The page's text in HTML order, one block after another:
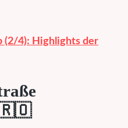
(2/4): Highlights der